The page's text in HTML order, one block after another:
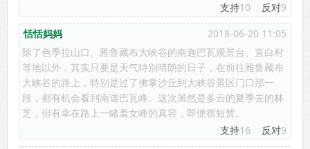
支持10 反对9
恬恬妈妈
2018-06-20 11:05
除了色季拉山口、雅鲁藏布大峡谷的南迦巴瓦观景台、直白村
等地以外，其实只要是天气特别晴朗的日子，在前往雅鲁藏布
大峡谷的路上，特别是过了佛掌沙丘到大峡谷景区门口那一
段，都有机会看到南迦巴瓦峰。这次虽然是多云的夏季去的林
芝，但有幸在路上一睹羞女峰的真容，即便很短暂。
支持16 反对9